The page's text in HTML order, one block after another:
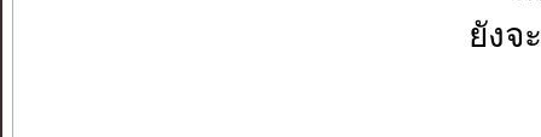
ยังจ